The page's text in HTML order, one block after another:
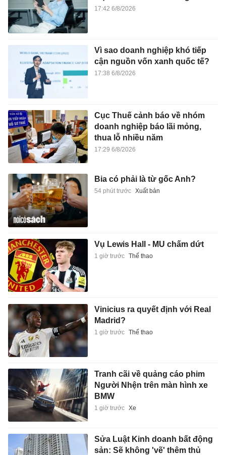
17:42 6/8/2026
Vì sao doanh nghiệp khó tiếp
cận nguồn vốn xanh quốc tế?
17:38 6/8/2026
Cục Thuế cảnh báo về nhóm
doanh nghiệp báo lãi mỏng,
thua lỗ nhiều năm
17:29 6/8/2026
Bia có phải là từ gốc Anh?
54 phút trước Xuất bản
Vụ Lewis Hall - MU chấm dứt
1 giờ trước Thể thao
Vinicius ra quyết định với Real
Madrid?
1 giờ trước Thể thao
Tranh cãi về quảng cáo phim
Người Nhện trên màn hình xe
BMW
1 giờ trước Xe
Sửa Luật Kinh doanh bất động
sản: Sẽ không 'vẽ' thêm thủ